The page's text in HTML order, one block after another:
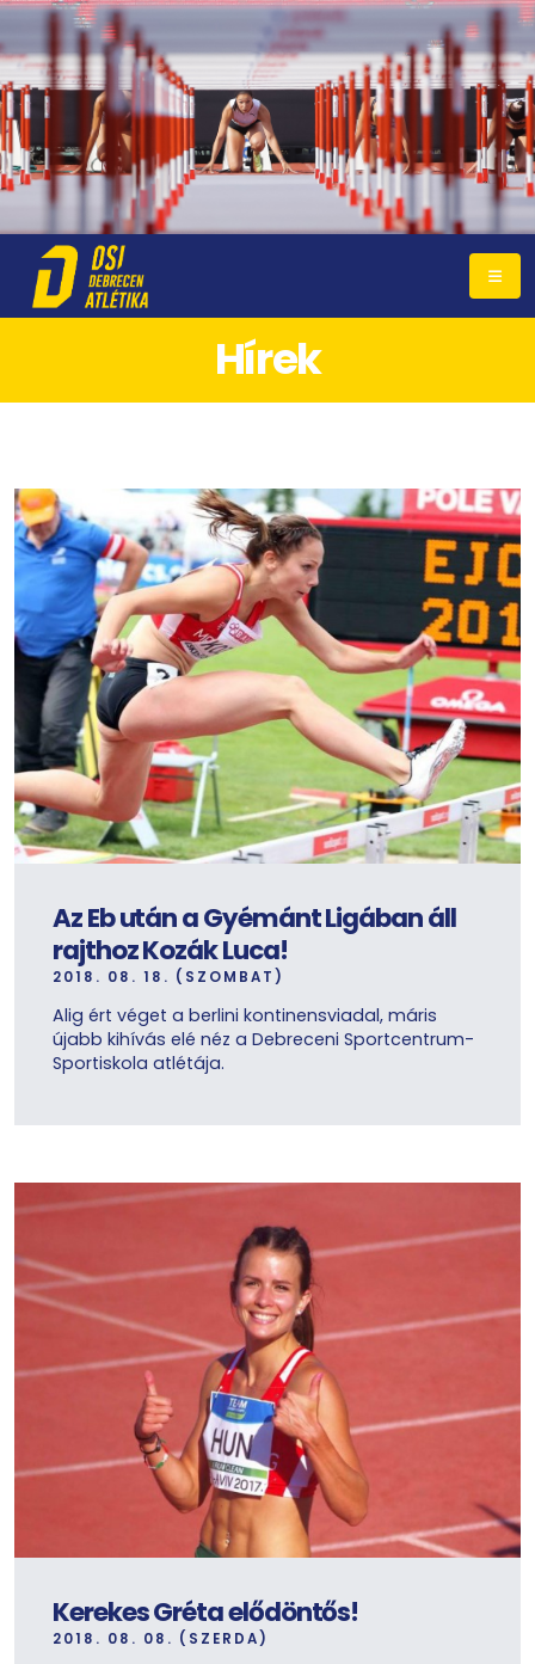
Hírek
Az Eb után a Gyémánt Ligában áll
rajthoz Kozák Luca!
2018. 08. 18. (SZOMBAT)
Alig ért véget a berlini kontinensviadal, máris
újabb kihívás elé néz a Debreceni Sportcentrum-
Sportiskola atlétája.
Kerekes Gréta elődöntős!
2018. 08. 08. (SZERDA)